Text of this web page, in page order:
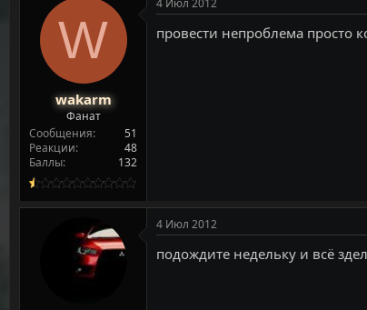
W
wakarm
Фанат
Сообщения
51
Реакции
48
Баллы
132
провести непроблема просто
4 Июл 2012
подождите недельку и всё